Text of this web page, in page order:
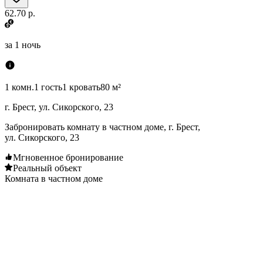
62.70 р.
за 1 ночь
1 комн.1 гость1 кровать80 м²
г. Брест, ул. Сикорского, 23
Забронировать комнату в частном доме, г. Брест,
ул. Сикорского, 23
Мгновенное бронирование
Реальный объект
Комната в частном доме